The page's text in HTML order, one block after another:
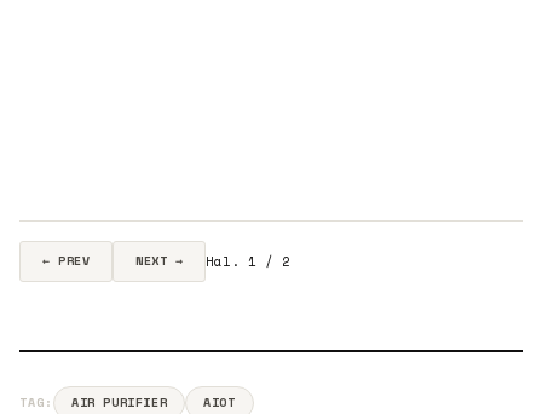
← PREV NEXT → Hal. 1 / 2
TAG: AIR PURIFIER
AIOT